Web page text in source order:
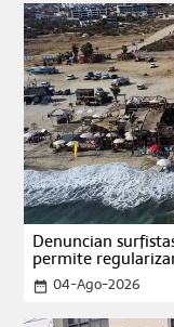
Denuncian
permite
date_range 04-Ago-2026